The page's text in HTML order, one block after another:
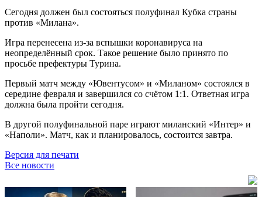
Сегодня должен был состояться полуфинал Кубка страны
против «Милана».
Игра перенесена из-за вспышки коронавируса на
неопределённый срок. Такое решение было принято по
просьбе префектуры Турина.
Первый матч между «Ювентусом» и «Миланом» состоялся в
середине февраля и завершился со счётом 1:1. Ответная игра
должна была пройти сегодня.
В другой полуфинальной паре играют миланский «Интер» и
«Наполи». Матч, как и планировалось, состоится завтра.
Версия для печати
Все новости